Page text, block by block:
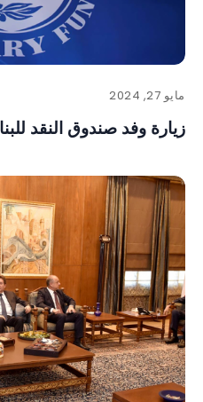
مايو 27, 2024
زيارة وفد صندوق النقد